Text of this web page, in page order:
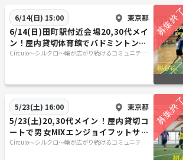
6/14(日) 15:00 東京都
6/14(日)田町駅付近会場20,30代メイ
ン！屋内貸切体育館でバドミントン🌟
初心者・1人参加歓迎！
Círculo〜シルクロ〜輪が広がり続けるコミュニティ
5/23(土) 16:00 東京都
5/23(土)20,30代メイン！屋内貸切コ
ートで男女MIXエンジョイフットサル
⚽️初心者・1人参加歓迎
Círculo〜シルクロ〜輪が広がり続けるコミュニティ